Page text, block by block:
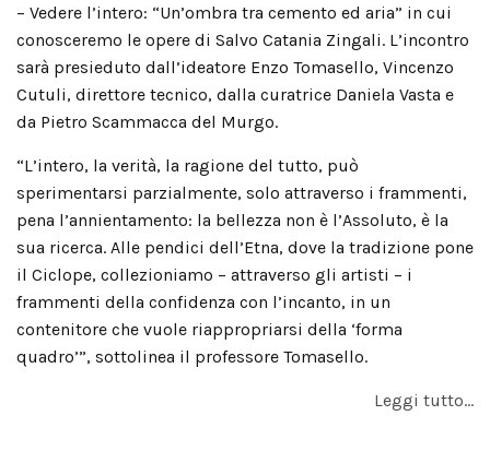
– Vedere l’intero: “Un’ombra tra cemento ed aria” in cui
conosceremo le opere di Salvo Catania Zingali. L’incontro
sarà presieduto dall’ideatore Enzo Tomasello, Vincenzo
Cutuli, direttore tecnico, dalla curatrice Daniela Vasta e
da Pietro Scammacca del Murgo.
“L’intero, la verità, la ragione del tutto, può
sperimentarsi parzialmente, solo attraverso i frammenti,
pena l’annientamento: la bellezza non è l’Assoluto, è la
sua ricerca. Alle pendici dell’Etna, dove la tradizione pone
il Ciclope, collezioniamo – attraverso gli artisti – i
frammenti della confidenza con l’incanto, in un
contenitore che vuole riappropriarsi della ‘forma
quadro’”, sottolinea il professore Tomasello.
Leggi tutto…